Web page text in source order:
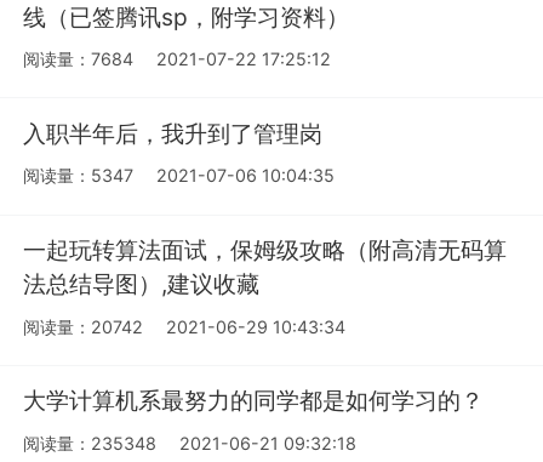
线（已签腾讯sp，附学习资料）
阅读量：7684 2021-07-22 17:25:12
入职半年后，我升到了管理岗
阅读量：5347 2021-07-06 10:04:35
一起玩转算法面试，保姆级攻略（附高清无码算
法总结导图）,建议收藏
阅读量：20742 2021-06-29 10:43:34
大学计算机系最努力的同学都是如何学习的？
阅读量：235348 2021-06-21 09:32:18